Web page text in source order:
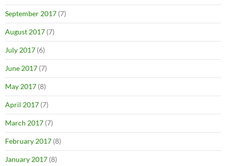
September 2017 (7)
August 2017 (7)
July 2017 (6)
June 2017 (7)
May 2017 (8)
April 2017 (7)
March 2017 (7)
February 2017 (8)
January 2017 (8)